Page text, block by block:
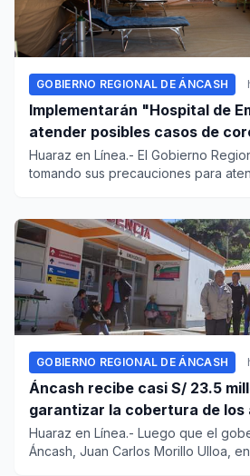
GOBIERNO REGIONAL DE ÁNCASH
Implementarán "Hospital de
atender posibles casos de
Huaraz en Línea.- El Gobierno
tomando sus precauciones para
GOBIERNO REGIONAL DE ÁNCASH
Áncash recibe casi S/ 23.5
garantizar la cobertura de los
Huaraz en Línea.- Luego que el
Áncash, Juan Carlos Morillo Ulloa,